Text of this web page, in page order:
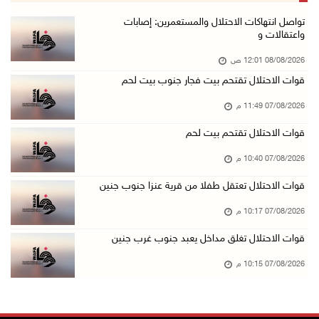
بعد تجديد منع زيارات المعتقلين: أبو الحمص يدع ...
الرئاسة ترحب بإطلاق السعودية التحالف البحري ا ...
07/آب/2026 06:17 م
(محدث) نابلس: إصابة مواطن واعتقاله إثر هجوم ل ...
07/آب/2026 06:04 م
الرئاسة ترحب باتفاقية مكة للدفاع المشترك بين ...
بيروت: اللجنة الفنية للمجلس الوطني تناقش التر ...
07/آب/2026 03:31 م
07/آب/2026 02:38 م
تواصل انتهاكات الاحتلال والمستعمرين: إصابات
واعتقالات و
08/08/2026 12:01 ص
قوات الاحتلال تقتحم بيت فجار جنوب بيت لحم
07/08/2026 11:49 م
قوات الاحتلال تقتحم بيت لحم
07/08/2026 10:40 م
قوات الاحتلال تعتقل طفلا من قرية عنزا جنوب جنين
07/08/2026 10:17 م
قوات الاحتلال تغلق مداخل يعبد جنوب غرب جنين
07/08/2026 10:15 م